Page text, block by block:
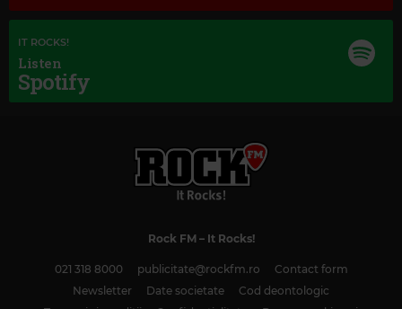
AIDA: TRIUMPHAL MARCH
IT ROCKS!
Listen
Spotify
Rock FM– It Rocks!
021 318 8000 publicitate@rockfm.ro
Contact form
Newsletter
Date societate
Cod deontologic